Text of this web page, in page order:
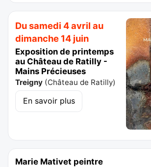
Du samedi 4 avril au
dimanche 14 juin
Exposition de printemps
au Château de Ratilly -
Mains Précieuses
Treigny (Château de Ratilly)
En savoir plus
Marie Mativet peintre